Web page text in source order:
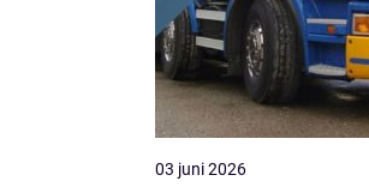
03 juni 2026